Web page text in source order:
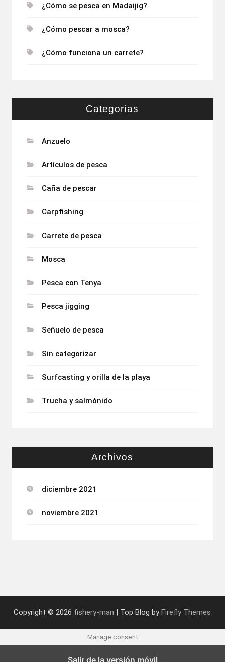
¿Cómo se pesca en Madaijig?
¿Cómo pescar a mosca?
¿Cómo funciona un carrete?
Categorías
Anzuelo
Artículos de pesca
Caña de pescar
Carpfishing
Carrete de pesca
Mosca
Pesca con Tenya
Pesca jigging
Señuelo de pesca
Sin categorizar
Surfcasting y orilla de la playa
Trucha y salmónido
Archivos
diciembre 2021
noviembre 2021
Copyright © 2026 fishery-man | Top Blog byFirefly Themes
Manage consent
Salir de la versión móvil